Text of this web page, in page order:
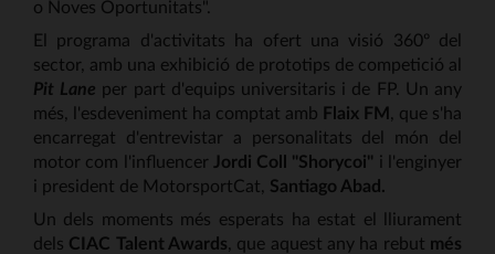
o Noves Oportunitats".
El programa d'activitats ha ofert una visió 360º del
sector, amb una exhibició de prototips de competició al
Pit Lane per part d'equips universitaris i de FP. Un any
més, l'esdeveniment ha comptat amb Flaix FM, que s'ha
encarregat d'entrevistar a personalitats del món del
motor com l'influencer Jordi Coll "Shorycoi" i l'enginyer
i president de MotorsportCat, Santiago Abad.
Un dels moments més esperats ha estat el lliurament
dels CIAC Talent Awards, que aquest any ha rebut més